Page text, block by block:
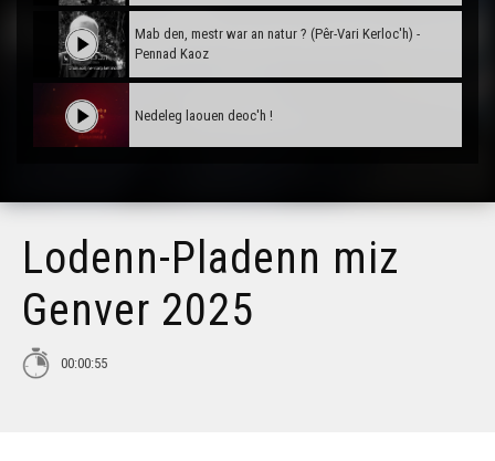
Mab den, mestr war an natur ? (Pêr-Vari Kerloc'h) -
Pennad Kaoz
Nedeleg laouen deoc'h !
Tañva Anv ar Rozenn - stumm karrez - VBSTB
Lodenn-Pladenn miz
Genver 2025
00:00:55